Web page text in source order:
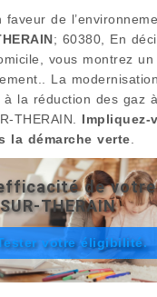
de
; 60380, En
vous montrez un
La
la réduction des gaz
THERAIN. Impliquez-
la démarche verte
de
THERAIN
votre éligibilité.